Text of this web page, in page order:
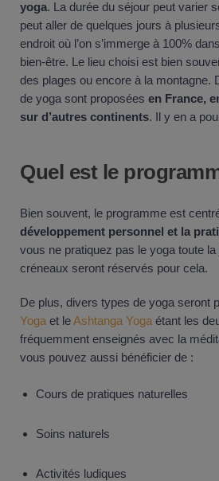
yoga. La durée du séjour peut varier
peut aller de quelques jours à
endroit où l’on s’immerge à 100%
bien-être. Le lieu choisi est bien
des plages ou encore à la montagne.
de yoga sont proposées en France,
sur d’autres continents. Il y en a
Quel est le
Bien souvent, le programme est
développement personnel et la
vous ne pratiquez pas le yoga toute
créneaux seront réservés pour cela.
De plus, divers types de yoga seront
Yoga et leAshtanga Yoga étant les
fréquemment enseignés avec la
vous pouvez aussi bénéficier de :
Cours de pratiques naturelles
Soins naturels
Activités ludiques